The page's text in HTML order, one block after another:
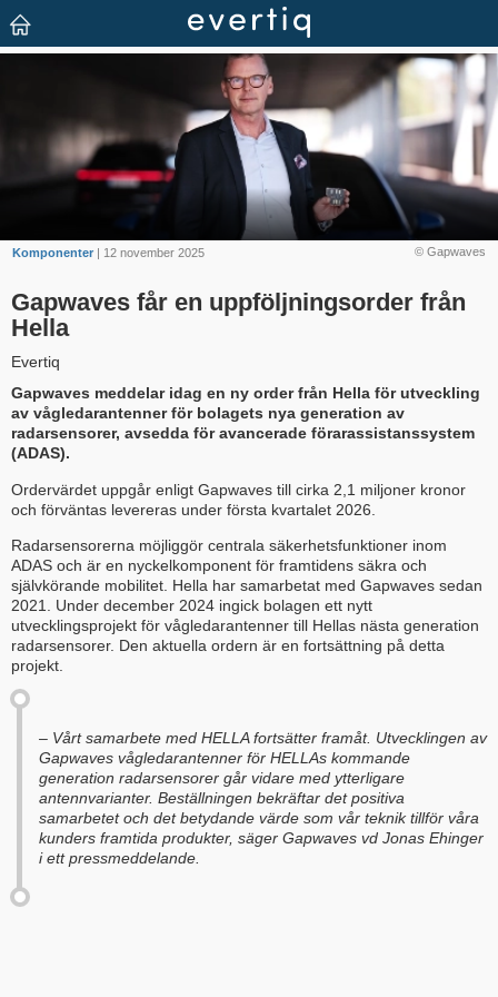
© Gapwaves
Komponenter | 12 november 2025
Gapwaves får en uppföljningsorder från
Hella
Evertiq
Gapwaves meddelar idag en ny order från Hella för utveckling
av vågledarantenner för bolagets nya generation av
radarsensorer, avsedda för avancerade förarassistanssystem
(ADAS).
Ordervärdet uppgår enligt Gapwaves till cirka 2,1 miljoner kronor
och förväntas levereras under första kvartalet 2026.
Radarsensorerna möjliggör centrala säkerhetsfunktioner inom
ADAS och är en nyckelkomponent för framtidens säkra och
självkörande mobilitet. Hella har samarbetat med Gapwaves sedan
2021. Under december 2024 ingick bolagen ett nytt
utvecklingsprojekt för vågledarantenner till Hellas nästa generation
radarsensorer. Den aktuella ordern är en fortsättning på detta
projekt.
– Vårt samarbete med HELLA fortsätter framåt. Utvecklingen av
Gapwaves vågledarantenner för HELLAs kommande
generation radarsensorer går vidare med ytterligare
antennvarianter. Beställningen bekräftar det positiva
samarbetet och det betydande värde som vår teknik tillför våra
kunders framtida produkter, säger Gapwaves vd Jonas Ehinger
i ett pressmeddelande.